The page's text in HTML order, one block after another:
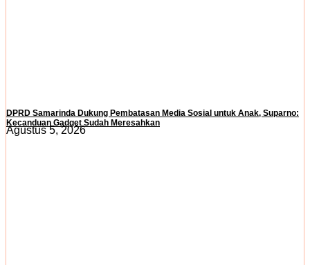
DPRD Samarinda Dukung Pembatasan Media Sosial untuk Anak, Suparno:
Kecanduan Gadget Sudah Meresahkan
Agustus 5, 2026